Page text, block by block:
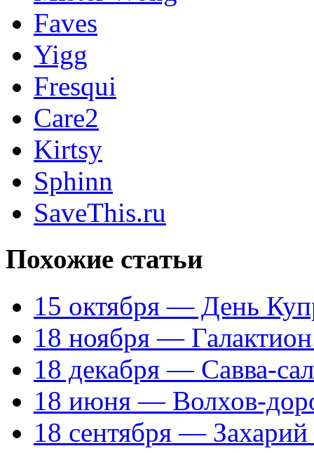
Faves
Yigg
Fresqui
Care2
Kirtsy
Sphinn
SaveThis.ru
Похожие статьи
15 октября — День
18 ноября —
18 декабря — Савва-
18 июня — Волхов-
18 сентября — Захарий